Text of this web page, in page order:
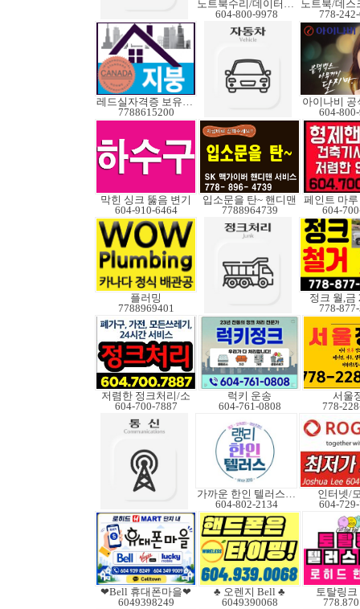
노트북수리/데이터복구
604-800-9978
778-
레드실자격증 보유업체
7788615200
아이나비 공
604-
막힌 싱크 뚫음 변기
604-910-6464
입소문을 탄~ 핸디맨
7788964739
604-
플러밍
7788969401
정크 월,금
778-
저렴한 정크처리/소
604-700-7887
럭키 운송
604-761-0808
서울
778-
가까운 한인 텔러스쿠도
604-802-2134
인터넷/
604-
❤Bell 휴대폰마을❤
6049398249
♣ 오렌지 Bell ♣
6049390068
토탈링크